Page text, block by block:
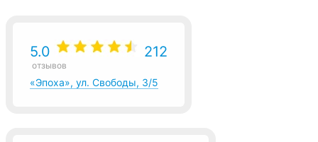
5.0 212
отзывов
«Эпоха», ул. Свободы, 3/5